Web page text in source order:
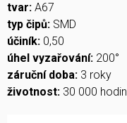
tvar: A67
typ čipů: SMD
účiník: 0,50
úhel vyzařování: 200°
záruční doba: 3 roky
životnost: 30 000 hodin